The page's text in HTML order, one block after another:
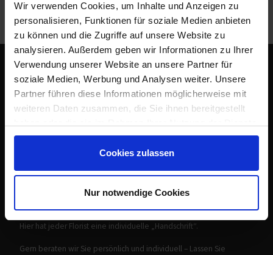
Wir verwenden Cookies, um Inhalte und Anzeigen zu
personalisieren, Funktionen für soziale Medien anbieten
zu können und die Zugriffe auf unsere Website zu
analysieren. Außerdem geben wir Informationen zu Ihrer
Verwendung unserer Website an unsere Partner für
soziale Medien, Werbung und Analysen weiter. Unsere
Partner führen diese Informationen möglicherweise mit
weiteren Daten zusammen, die Sie ihnen bereitgestellt
gesammelt haben.
Cookies zulassen
Nur notwendige Cookies
Floristikfachbetrieb
Floribunda
– ist ein Familiengeführter Blumeneinzelhandelsbetrieb in
Filialnetz z.B. in Altenburg, Aue, Gera, Glauchau, Kirchberg,
Plauen, Reichenbach, Schneeberg, Stollberg, Werdau,
Hier hat jeder Florist eine individuelle „Handschrift“.
Gern beraten wir Sie persönlich und individuell – Lassen Sie